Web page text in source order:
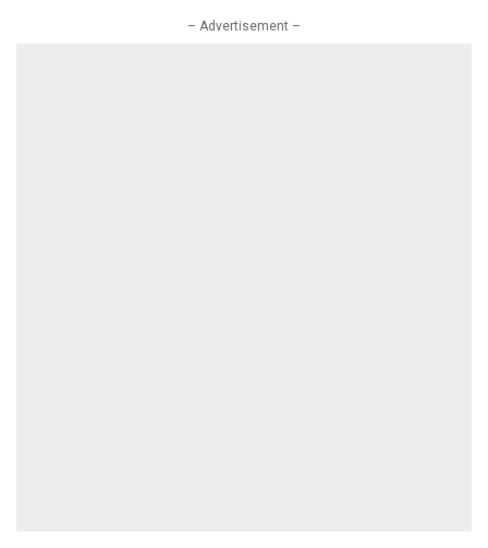
– Advertisement –